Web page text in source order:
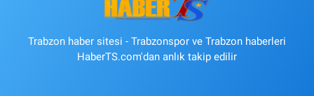
Trabzon haber sitesi - Trabzonspor ve Trabzon haberleri
HaberTS.com'dan anlık takip edilir